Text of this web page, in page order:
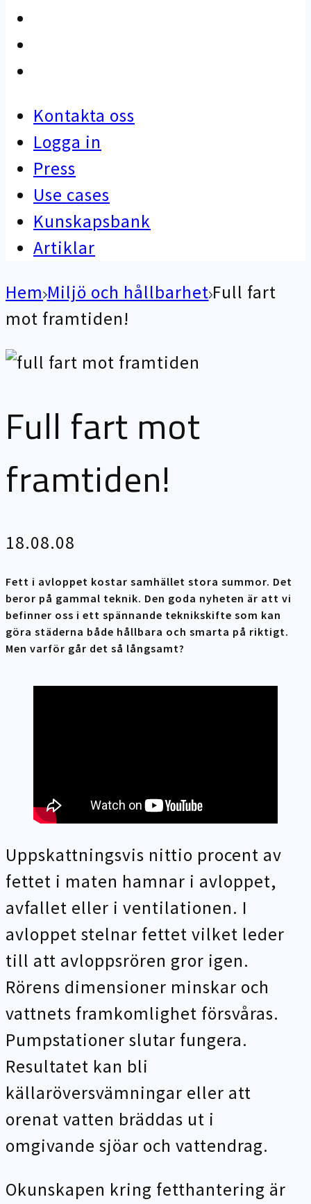
Kontakta oss
Logga in
Press
Use cases
Kunskapsbank
Artiklar
Hem Miljö och hållbarhet Full fart
mot framtiden!
Full fart mot
framtiden!
18.08.08
Fett i avloppet kostar samhället stora summor. Det
beror på gammal teknik. Den goda nyheten är att vi
befinner oss i ett spännande teknikskifte som kan
göra städerna både hållbara och smarta på riktigt.
Men varför går det så långsamt?
Uppskattningsvis nittio procent av
fettet i maten hamnar i avloppet,
avfallet eller i ventilationen. I
avloppet stelnar fettet vilket leder
till att avloppsrören gror igen.
Rörens dimensioner minskar och
vattnets framkomlighet försvåras.
Pumpstationer slutar fungera.
Resultatet kan bli
källaröversvämningar eller att
orenat vatten bräddas ut i
omgivande sjöar och vattendrag.
Okunskapen kring fetthantering är